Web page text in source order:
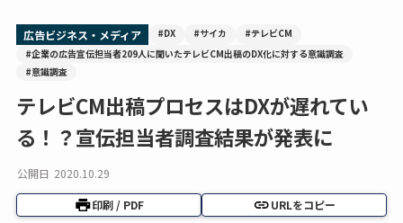
広告ビジネス・メディア #DX #サイカ
#テレビCM
#企業の広告宣伝担当者209人に聞いたテレビCM出稿のDX化に対する意識調査
#意識調査
テレビCM出稿プロセスはDXが遅れてい
る！？宣伝担当者調査結果が発表に
公開日 2020.10.29
印刷 / PDF URLをコピー